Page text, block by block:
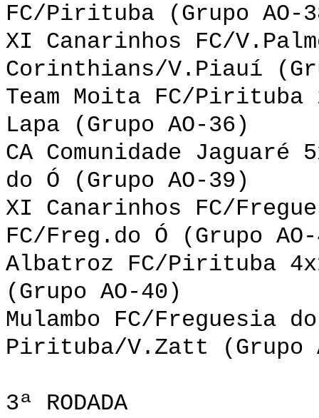
FC/Pirituba (Grupo AO-
XI Canarinhos FC/
Corinthians/V.Piauí
Team Moita FC/Pirituba
Lapa (Grupo AO-36)
CA Comunidade Jaguaré
do Ó (Grupo AO-39)
XI Canarinhos FC/
FC/Freg.do Ó (Grupo
Albatroz FC/Pirituba
(Grupo AO-40)
Mulambo FC/Freguesia
Pirituba/V.Zatt (Grupo
3ª RODADA